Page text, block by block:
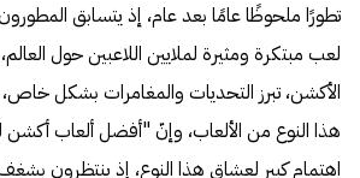
تطورًا ملحوظًا عامًا بعد عام، إذ يتسابق
لعب مبتكرة ومثيرة لملايين اللاعبين حول
الأكشن، تبرز التحديات والمغامرات بشكل
اهتمام كبير لعشاق هذا النوع، إذ ينتظرون